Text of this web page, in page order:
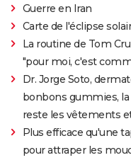
Guerre en Iran
Carte de l'éclipse
La routine de Tom
"pour moi, c'est
Dr. Jorge Soto,
bonbons gummies,
reste les vêtements
Plus efficace qu'une
pour attraper les